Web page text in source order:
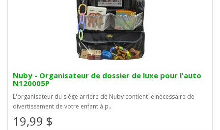
Nuby - Organisateur de dossier de luxe pour l'auto
N120005P
L'organisateur du siège arrière de Nuby contient le nécessaire de
divertissement de votre enfant à p..
19,99 $